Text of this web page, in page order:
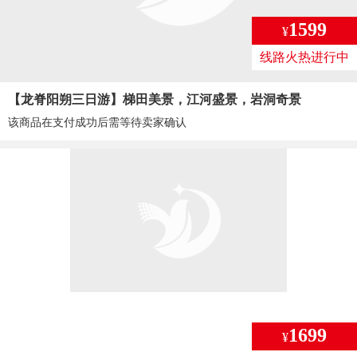
¥1599
线路火热进行中
【龙脊阳朔三日游】梯田美景，江河盛景，岩洞奇景
该商品在支付成功后需等待卖家确认
¥1699